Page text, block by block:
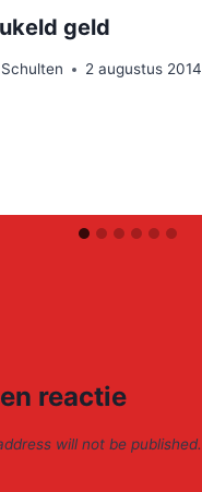
geld
2 augustus 2014
reactie
will not be published.